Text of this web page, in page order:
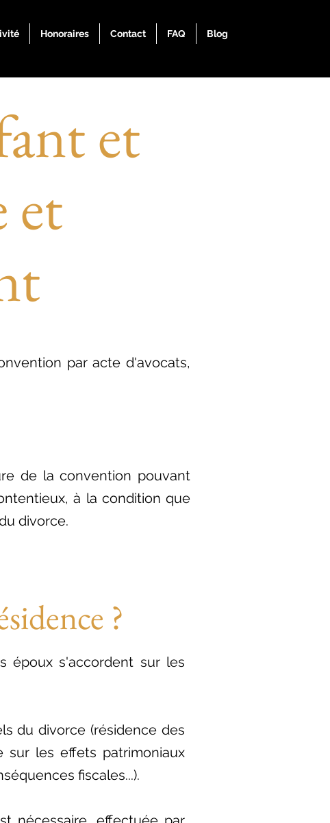
Honoraires Contact FAQ Blog
et
et
par acte d'avocats,
de la convention pouvant
à la condition que
divorce.
?
époux s'accordent sur les
du divorce (résidence des
sur les effets patrimoniaux
fiscales...).